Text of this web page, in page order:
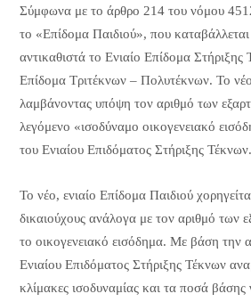
Σύμφωνα με το άρθρο 214 του νόμου
το «Επίδομα Παιδιού», που
αντικαθιστά το Ενιαίο Επίδομα Στήριξης
Επίδομα Τριτέκνων – Πολυτέκνων. Το
λαμβάνοντας υπόψη τον αριθμό των
λεγόμενο «ισοδύναμο οικογενειακό
του Ενιαίου Επιδόματος Στήριξης Τέκνων.
Το νέο, ενιαίο Επίδομα Παιδιού
δικαιούχους ανάλογα με τον αριθμό των
το οικογενειακό εισόδημα. Με βάση την
Ενιαίου Επιδόματος Στήριξης Τέκνων
κλίμακες ισοδυναμίας και τα ποσά βάσης